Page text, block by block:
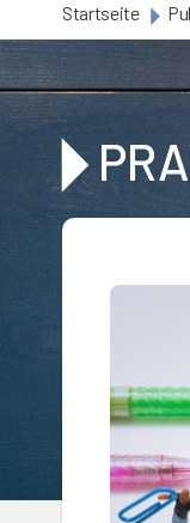
Startseite